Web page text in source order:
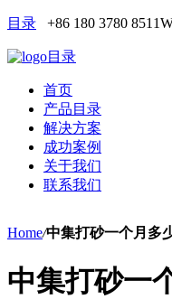
目录 +86 180 3780 8511
目录
首页
产品目录
解决方案
成功案例
关于我们
联系我们
Home/中集打砂一个月多
中集打砂一